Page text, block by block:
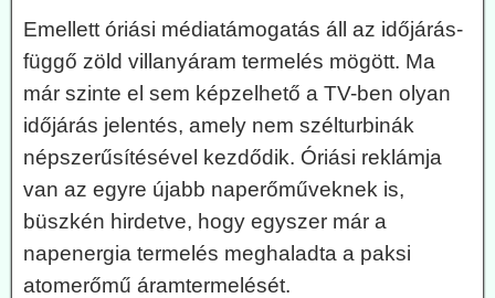
Emellett óriási médiatámogatás áll az időjárás-
függő zöld villanyáram termelés mögött. Ma
már szinte el sem képzelhető a TV-ben olyan
időjárás jelentés, amely nem szélturbinák
népszerűsítésével kezdődik. Óriási reklámja
van az egyre újabb naperőműveknek is,
büszkén hirdetve, hogy egyszer már a
napenergia termelés meghaladta a paksi
atomerőmű áramtermelését.